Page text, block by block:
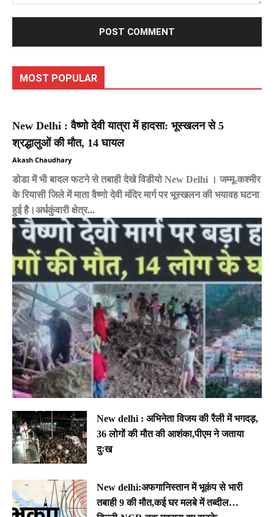
MOST POPULAR
New Delhi : वैष्णो देवी यात्रा में हादसा: भूस्खलन से 5
श्रद्धालुओं की मौत, 14 घायल
Akash Chaudhary
डोडा में भी बादल फटने से तबाही देखे विडीयो New Delhi । जम्मू-कश्मीर
के रियासी जिले में माता वैष्णो देवी मंदिर मार्ग पर भूस्खलन की भयावह घटना
हुई है।अर्धकुंवारी क्षेत्र...
New delhi : अभिनेता विजय की रैली में भगदड़,
36 लोगों की मौत की आशंका,पीएम ने जताया
दुःख
New delhi:अफगानिस्तान में भूकंप से भारी
तबाही 9 की मौत,कई घर मलबे में तब्दील…